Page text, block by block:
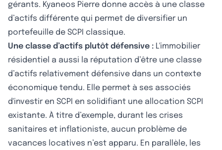
gérants. Kyaneos Pierre donne accès à une classe
d’actifs différente qui permet de diversifier un
portefeuille de SCPI classique.
Une classe d’actifs plutôt défensive : L'immobilier
résidentiel a aussi la réputation d’être une classe
d’actifs relativement défensive dans un contexte
économique tendu. Elle permet à ses associés
d'investir en SCPI en solidifiant une allocation SCPI
existante. À titre d’exemple, durant les crises
sanitaires et inflationiste, aucun problème de
vacances locatives n’est apparu. En parallèle, les